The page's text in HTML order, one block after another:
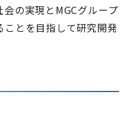
の実現とMGCグループ
とを目指して研究開発